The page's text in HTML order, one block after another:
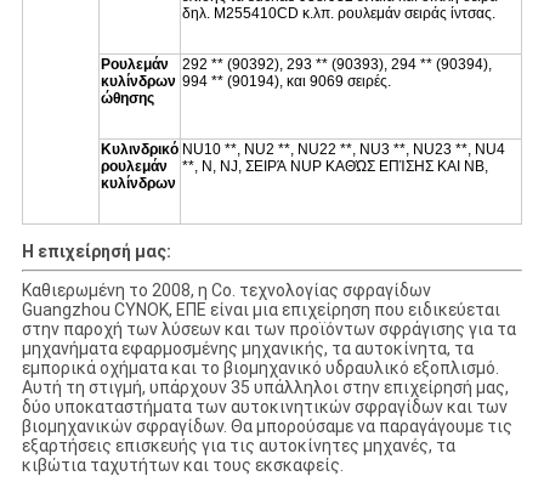
δηλ. M255410CD κ.λπ. ρουλεμάν σειράς ίντσας.
Ρουλεμάν
κυλίνδρων
ώθησης
292 ** (90392), 293 ** (90393), 294 ** (90394),
994 ** (90194), και 9069 σειρές.
Κυλινδρικό
ρουλεμάν
κυλίνδρων
NU10 **, NU2 **, NU22 **, NU3 **, NU23 **, NU4
**, Ν, NJ, ΣΕΙΡΆ NUP ΚΑΘΏΣ ΕΠΊΣΗΣ ΚΑΙ NB,
Η επιχείρησή μας:
Καθιερωμένη το 2008, η Co. τεχνολογίας σφραγίδων
Guangzhou CYNOK, ΕΠΕ είναι μια επιχείρηση που ειδικεύεται
στην παροχή των λύσεων και των προϊόντων σφράγισης για τα
μηχανήματα εφαρμοσμένης μηχανικής, τα αυτοκίνητα, τα
εμπορικά οχήματα και το βιομηχανικό υδραυλικό εξοπλισμό.
Αυτή τη στιγμή, υπάρχουν 35 υπάλληλοι στην επιχείρησή μας,
δύο υποκαταστήματα των αυτοκινητικών σφραγίδων και των
βιομηχανικών σφραγίδων. Θα μπορούσαμε να παραγάγουμε τις
εξαρτήσεις επισκευής για τις αυτοκίνητες μηχανές, τα
κιβώτια ταχυτήτων και τους εκσκαφείς.